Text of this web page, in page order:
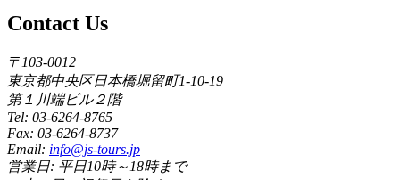
Contact Us
〒103-0012
東京都中央区日本橋堀留町1-10-19
第１川端ビル２階
Tel: 03-6264-8765
Fax: 03-6264-8737
Email: info@js-tours.jp
営業日: 平日10時～18時まで